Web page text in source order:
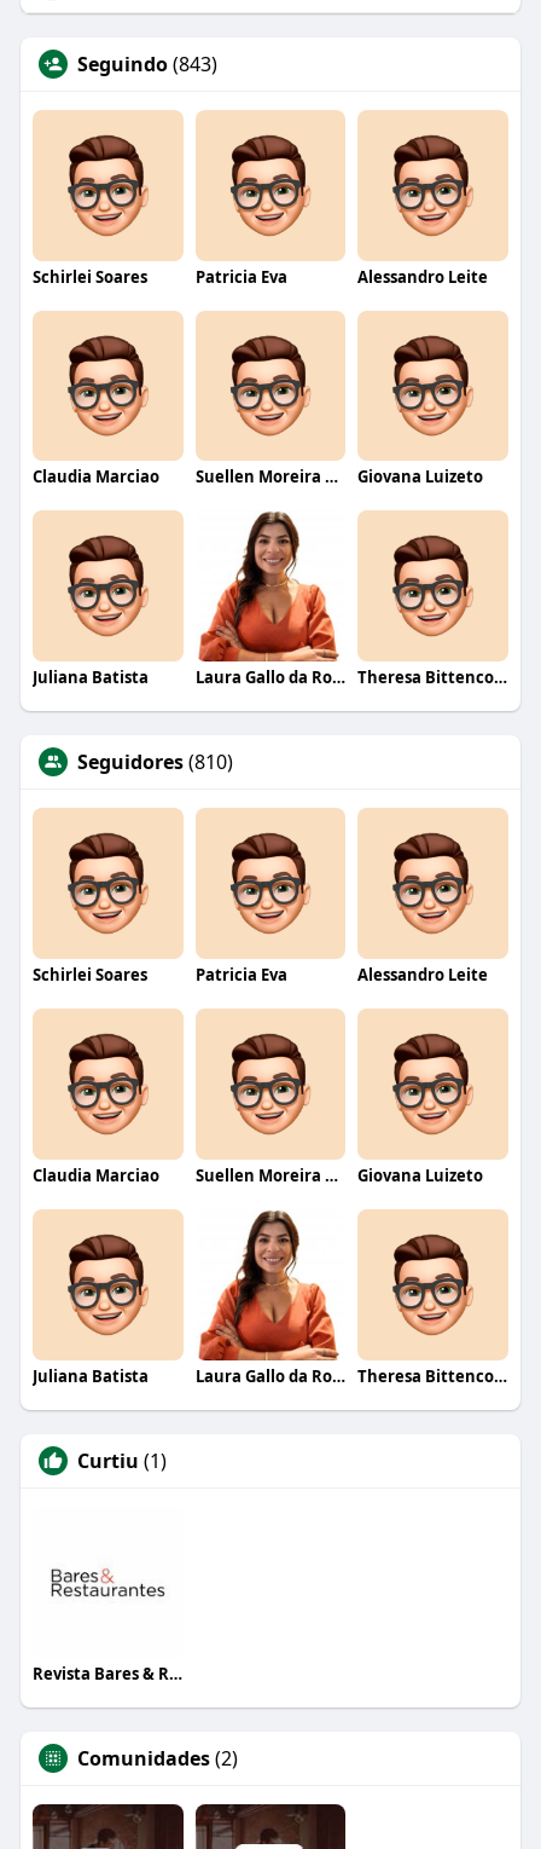
Seguindo(843)
Schirlei Soares Patricia Eva Alessandro Leite
Claudia Marciao Suellen Moreira Parente de Oliveira Giovana Luizeto
Juliana Batista Laura Gallo da Rosa Theresa Bittencourt
Seguidores(810)
Schirlei Soares Patricia Eva Alessandro Leite
Claudia Marciao Suellen Moreira Parente de Oliveira Giovana Luizeto
Juliana Batista Laura Gallo da Rosa Theresa Bittencourt
Curtiu (1)
Revista Bares & Restaurantes
Comunidades(2)